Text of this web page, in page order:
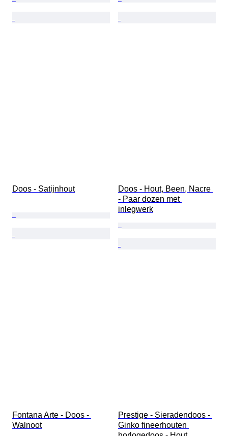
Doos - Satijnhout
Doos - Hout, Been, Nacre
- Paar dozen met
inlegwerk
Fontana Arte - Doos -
Walnoot
Prestige - Sieradendoos -
Ginko fineerhouten